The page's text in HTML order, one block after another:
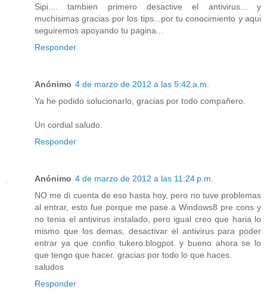
Sipi.... tambien primero desactive el antivirus... y
muchisimas gracias por los tips...por tu conocimiento y aqui
seguiremos apoyando tu pagina...
Responder
Anónimo 4 de marzo de 2012 a las 5:42 a.m.
Ya he podido solucionarlo, gracias por todo compañero.
Un cordial saludo.
Responder
Anónimo 4 de marzo de 2012 a las 11:24 p.m.
NO me di cuenta de eso hasta hoy, pero no tuve problemas
al entrar, esto fue porque me pase a Windows8 pre cons y
no tenia el antivirus instalado, pero igual creo que haria lo
mismo que los demas, desactivar el antivirus para poder
entrar ya que confio tukero.blogpot. y bueno ahora se lo
que tengo que hacer. gracias por todo lo que haces.
saludos
Responder